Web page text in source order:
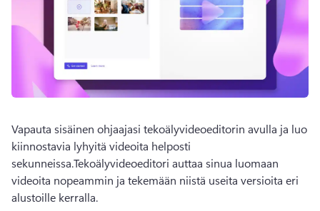
Vapauta sisäinen ohjaajasi tekoälyvideoeditorin avulla ja luo
kiinnostavia lyhyitä videoita helposti
sekunneissa.Tekoälyvideoeditori auttaa sinua luomaan
videoita nopeammin ja tekemään niistä useita versioita eri
alustoille kerralla.